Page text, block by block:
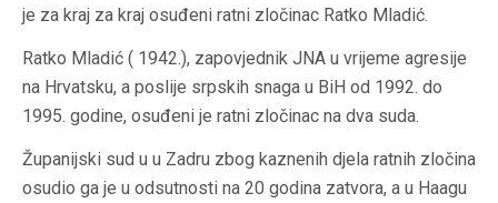
je za kraj za kraj osuđeni ratni zločinac Ratko Mladić.
Ratko Mladić ( 1942.), zapovjednik JNA u vrijeme agresije
na Hrvatsku, a poslije srpskih snaga u BiH od 1992. do
1995. godine, osuđeni je ratni zločinac na dva suda.
Županijski sud u u Zadru zbog kaznenih djela ratnih zločina
osudio ga je u odsutnosti na 20 godina zatvora, a u Haagu